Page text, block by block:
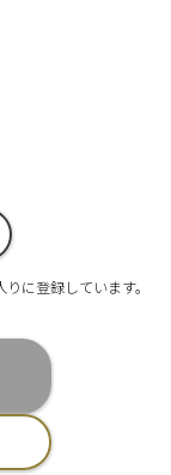
に登録しています。